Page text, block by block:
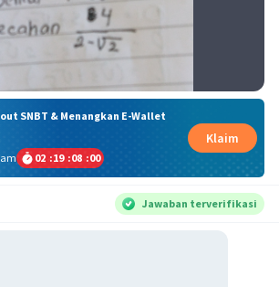
SNBT & Menangkan E-Wallet
02 :19 :07 :59
Klaim
Jawaban terverifikasi